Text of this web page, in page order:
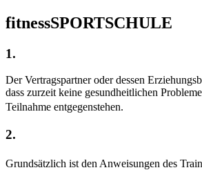
fitnessSPORTSCHULE
1.
Der Vertragspartner oder dessen
dass zurzeit keine gesundheitlichen
Teilnahme entgegenstehen.
2.
Grundsätzlich ist den Anweisungen des